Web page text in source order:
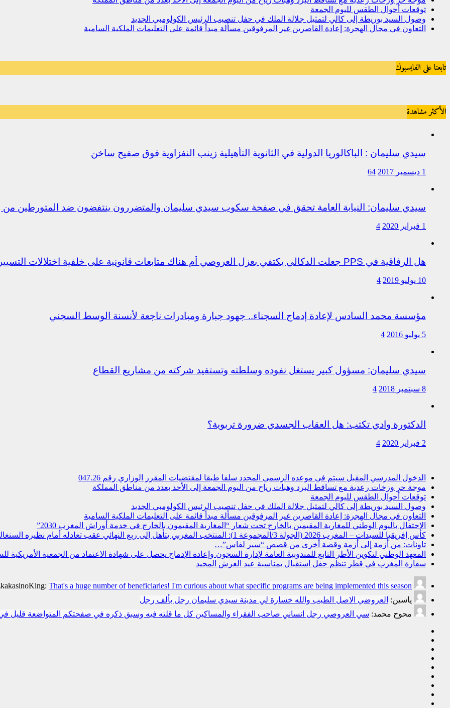
توقعات أحوال الطقس لليوم الجمعة
وصول السيد بوريطة إلى كالي لتمثيل جلالة الملك في حفل تنصيب الرئيس الكولومبي الجديد
التعاون في مجال الهجرة: إعادة القاصرين غير المرفوقين مسألة مبدأ قائمة على التعليمات الملكية السامية
تابعنا على الفايسبوك
الأكثر مشاهدة
سيدي سليمان : الباكالوريا الدولية في الثانوية التأهيلية زينب النفزاوية فوق صفيح ساخن
1 ديسمبر 2017 64
سيدي سليمان: النيابة العامة تحقق في صفحة سكوب سيدي سليمان والمتضررون ينتفضون ضد المتورطين
1 فبراير 2020 4
هل الرفاقية في PPS جعلت الدكالي يكتفي بعزل العروصي أم هناك متابعات قانونية على خلفية اختلالات التسيير بمندوبية سيدي سليمان
10 يوليو 2019 4
مؤسسة محمد السادس لإعادة إدماج السجناء.. جهود جبارة ومبادرات ناجعة لأنسنة الوسط السجني
5 يوليو 2016 4
سيدي سليمان: مسؤول كبير يستغل نفوده وسلطته وتستفيد شركته من مشاريع القطاع
8 سبتمبر 2018 4
الدكتورة وادي تكتب: هل العقاب الجسدي ضرورة تربوية؟
2 فبراير 2020 4
الدخول المدرسي المقبل سیتم في موعده الرسمي المحدد سلفا طبقا لمقتضیات المقرر الوزاري رقم 047.26
موجة حر وزخات رعدية مع تساقط البرد وهبات رياح من اليوم الجمعة إلى الأحد بعدد من مناطق المملكة
توقعات أحوال الطقس لليوم الجمعة
وصول السيد بوريطة إلى كالي لتمثيل جلالة الملك في حفل تنصيب الرئيس الكولومبي الجديد
التعاون في مجال الهجرة: إعادة القاصرين غير المرفوقين مسألة مبدأ قائمة على التعليمات الملكية السامية
الاحتفال باليوم الوطني للمغاربة المقيمين بالخارج تحت شعار “المغاربة المقيمون بالخارج في خدمة أوراش المغرب 2030”
كأس إفريقيا للسيدات – المغرب 2026 (الجولة 3/المجموعة 1): المنتخب المغربي يتأهل إلى ربع النهائي عقب تعادله أمام نظيره السنغالي (0-0)
تاونات: من أزمة إلى أزمة وقصة أخرى من قصص “سير لفاس”…
المعهد الوطني لتكوين الأطر التابع للمندوبية العامة لإدارة السجون وإعادة الإدماج يحصل على شهادة الاعتماد من الجمعية الأمريكية
سفارة المغرب في قطر تنظم حفل استقبال بمناسبة عيد العرش المجيد
That's a huge number of beneficiaries! I'm curious about what specific programs are being implemented this season.
ياسين: العروضي الاصل الطيب والله خسارة لي مدينة سيدي سليمان رجل بألف رجل
محوح محمد: سي العروصي رجل انساني صاحب الفقراء والمساكين كل ما قلته فيه وسبق ذكره في صفحتكم المتواضعة قليل